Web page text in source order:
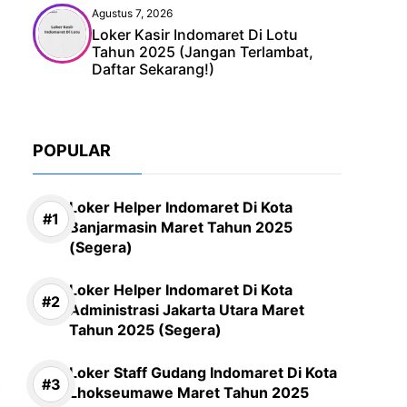
Agustus 7, 2026
Loker Kasir Indomaret Di Lotu
Tahun 2025 (Jangan Terlambat,
Daftar Sekarang!)
POPULAR
Loker Helper Indomaret Di Kota
Banjarmasin Maret Tahun 2025
(Segera)
Loker Helper Indomaret Di Kota
Administrasi Jakarta Utara Maret
Tahun 2025 (Segera)
Loker Staff Gudang Indomaret Di Kota
Lhokseumawe Maret Tahun 2025